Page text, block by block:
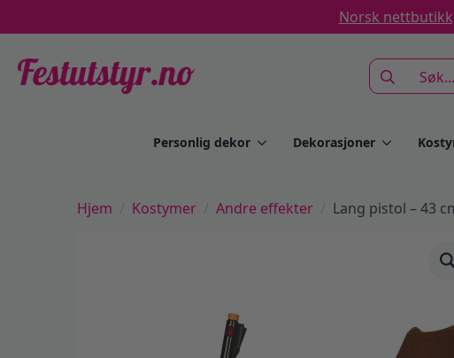
Norsk
Search
for:
Personlig dekor Dekorasjoner
Hjem Kostymer Andre effekter Lang pistol – 43